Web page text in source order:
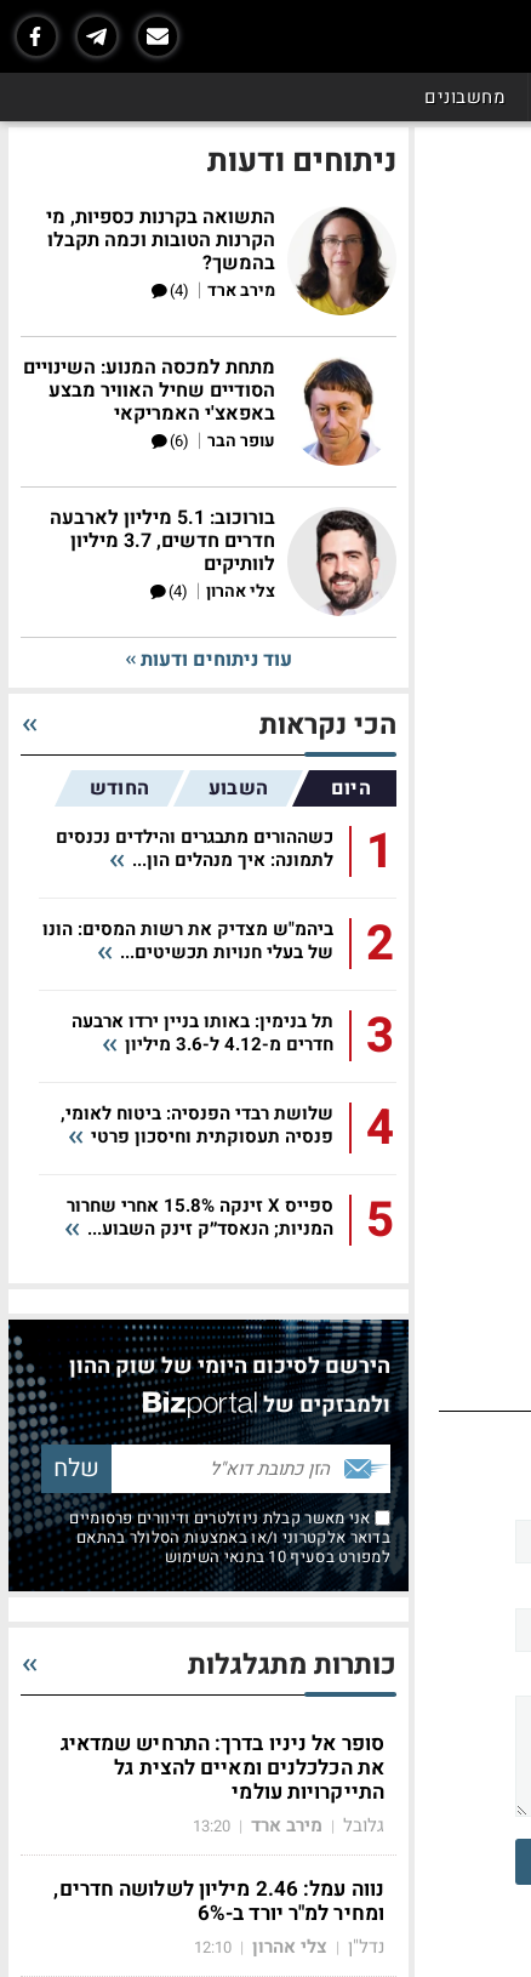
מחשבונים
ניתוחים ודעות
התשואה בקרנות כספיות, מי
הקרנות הטובות וכמה תקבלו
בהמשך?
מירב ארד |
(4)
מתחת למכסה המנוע: השינויים
הסודיים שחיל האוויר מבצע
באפאצ'י האמריקאי
עופר הבר |
(6)
בורוכוב: 5.1 מיליון לארבעה
חדרים חדשים, 3.7 מיליון
לוותיקים
צלי אהרון |
(4)
עוד ניתוחים ודעות
הכי נקראות
היום השבוע החודש
1
כשההורים מתבגרים והילדים נכנסים
לתמונה: איך מנהלים הון...
2
ביהמ"ש מצדיק את רשות המסים: הונו
של בעלי חנויות תכשיטים...
3
תל בנימין: באותו בניין ירדו ארבעה
חדרים מ-4.12 ל-3.6 מיליון
4
שלושת רבדי הפנסיה: ביטוח לאומי,
פנסיה תעסוקתית וחיסכון פרטי
5
ספייס X זינקה 15.8% אחרי שחרור
המניות; הנאסד״ק זינק השבוע...
הירשם לסיכום היומי של שוק ההון
ולמבזקים של
אני מאשר קבלת ניוזלטרים ודיוורים פרסומיים
בדואר אלקטרוני ו/או באמצעות הסלולר בהתאם
למפורט בסעיף 10 בתנאי השימוש
כותרות מתגלגלות
סופר אל ניניו בדרך: התרחיש שמדאיג
את הכלכלנים ומאיים להצית גל
התייקרויות עולמי
גלובל | מירב ארד |
13:20
נווה עמל: 2.46 מיליון לשלושה חדרים,
ומחיר למ"ר יורד ב-6%
נדל"ן | צלי אהרון |
12:10